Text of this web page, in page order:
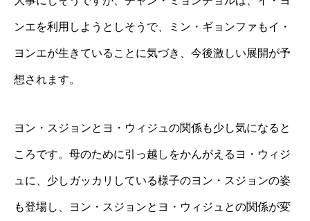
ンエを利用しようとしそうで、ミン・ギョンファもイ・
ヨンエが生きていることに気づき、今後激しい展開が予
想されます。
ヨン・スジョンとヨ・ウィジュの関係も少し気になると
ころです。母のために引っ越しをかんがえるヨ・ウィジ
ュに、少しガッカリしている様子のヨン・スジョンの姿
も登場し、ヨン・スジョンとヨ・ウィジュとの関係が変